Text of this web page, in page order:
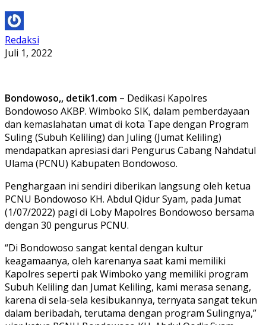
Redaksi
Juli 1, 2022
Bondowoso,, detik1.com – Dedikasi Kapolres
Bondowoso AKBP. Wimboko SIK, dalam pemberdayaan
dan kemaslahatan umat di kota Tape dengan Program
Suling (Subuh Keliling) dan Juling (Jumat Keliling)
mendapatkan apresiasi dari Pengurus Cabang Nahdatul
Ulama (PCNU) Kabupaten Bondowoso.
Penghargaan ini sendiri diberikan langsung oleh ketua
PCNU Bondowoso KH. Abdul Qidur Syam, pada Jumat
(1/07/2022) pagi di Loby Mapolres Bondowoso bersama
dengan 30 pengurus PCNU.
“Di Bondowoso sangat kental dengan kultur
keagamaanya, oleh karenanya saat kami memiliki
Kapolres seperti pak Wimboko yang memiliki program
Subuh Keliling dan Jumat Keliling, kami merasa senang,
karena di sela-sela kesibukannya, ternyata sangat tekun
dalam beribadah, terutama dengan program Sulingnya,”